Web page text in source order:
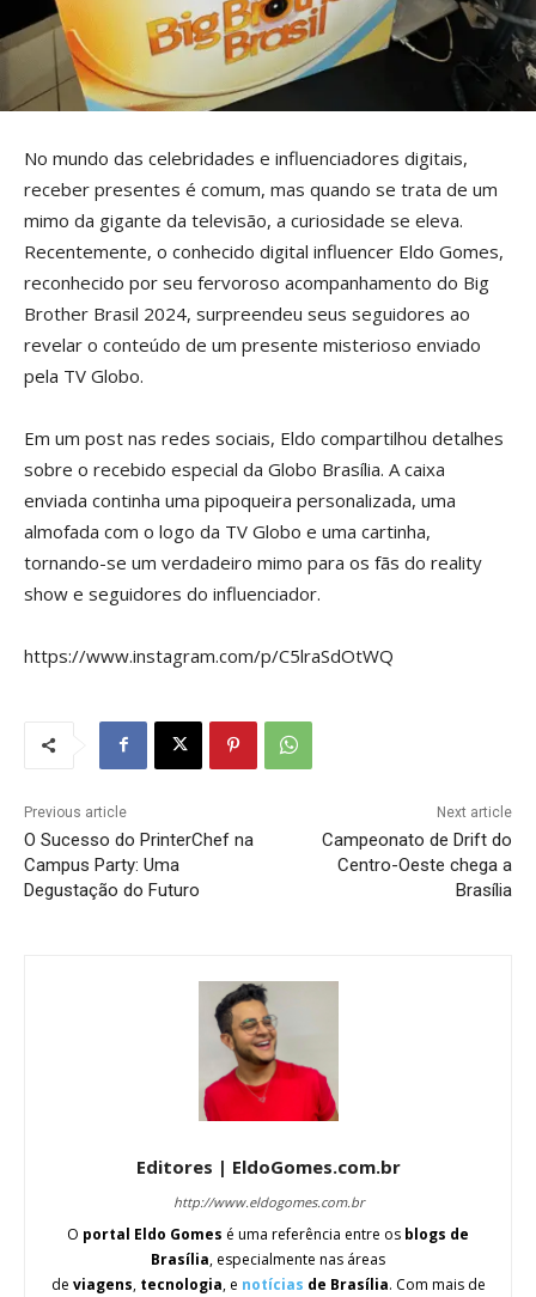
No mundo das celebridades e influenciadores digitais,
receber presentes é comum, mas quando se trata de um
mimo da gigante da televisão, a curiosidade se eleva.
Recentemente, o conhecido digital influencer Eldo Gomes,
reconhecido por seu fervoroso acompanhamento do Big
Brother Brasil 2024, surpreendeu seus seguidores ao
revelar o conteúdo de um presente misterioso enviado
pela TV Globo.
Em um post nas redes sociais, Eldo compartilhou detalhes
sobre o recebido especial da Globo Brasília. A caixa
enviada continha uma pipoqueira personalizada, uma
almofada com o logo da TV Globo e uma cartinha,
tornando-se um verdadeiro mimo para os fãs do reality
show e seguidores do influenciador.
https://www.instagram.com/p/C5lraSdOtWQ
Previous article
O Sucesso do PrinterChef na
Campus Party: Uma
Degustação do Futuro
Next article
Campeonato de Drift do
Centro-Oeste chega a
Brasília
Editores | EldoGomes.com.br
http://www.eldogomes.com.br
O portal Eldo Gomes é uma referência entre os blogs de
Brasília, especialmente nas áreas
de viagens, tecnologia, e notícias de Brasília. Com mais de